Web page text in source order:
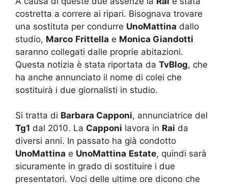
costretta a correre ai ripari. Bisognava trovare
una sostituta per condurre UnoMattina dallo
studio, Marco Frittella e Monica Giandotti
saranno collegati dalle proprie abitazioni.
Questa notizia è stata riportata da TvBlog, che
ha anche annunciato il nome di colei che
sostituirà i due giornalisti in studio.
Si tratta di Barbara Capponi, annunciatrice del
Tg1 dal 2010. La Capponi lavora in Rai da
diversi anni. In passato ha già condotto
UnoMattina e UnoMattina Estate, quindi sarà
sicuramente in grado di sostituire i due
presentatori. Voci delle ultime ore dicono che